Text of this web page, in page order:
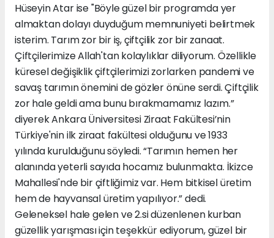
Hüseyin Atar ise "Böyle güzel bir programda yer
almaktan dolayı duyduğum memnuniyeti belirtmek
isterim. Tarım zor bir iş, çiftçilik zor bir zanaat.
Çiftçilerimize Allah'tan kolaylıklar diliyorum. Özellikle
küresel değişiklik çiftçilerimizi zorlarken pandemi ve
savaş tarımın önemini de gözler önüne serdi. Çiftçilik
zor hale geldi ama bunu bırakmamamız lazım.”
diyerek Ankara Üniversitesi Ziraat Fakültesi’nin
Türkiye'nin ilk ziraat fakültesi olduğunu ve 1933
yılında kurulduğunu söyledi. “Tarımın hemen her
alanında yeterli sayıda hocamız bulunmakta. İkizce
Mahallesi'nde bir çiftliğimiz var. Hem bitkisel üretim
hem de hayvansal üretim yapılıyor.” dedi.
Geleneksel hale gelen ve 2.si düzenlenen kurban
güzellik yarışması için teşekkür ediyorum, güzel bir